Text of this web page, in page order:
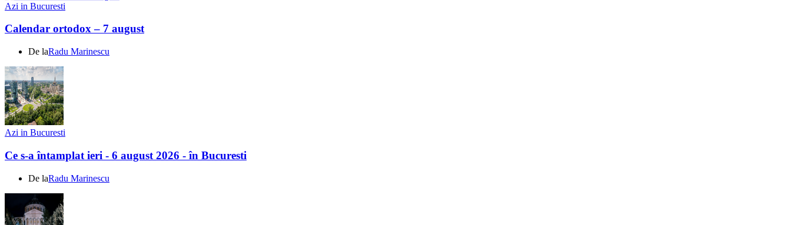
Azi in Bucuresti
Calendar ortodox – 7 august
De laRadu Marinescu
Azi in Bucuresti
Ce s-a întamplat ieri - 6 august 2026 - în Bucuresti
De laRadu Marinescu